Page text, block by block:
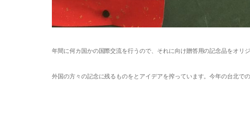
年間に何カ国かの国際交流を行うので、それに向け贈答用の記念品をオリ
外国の方々の記念に残るものをとアイデアを搾っています。今年の台北で